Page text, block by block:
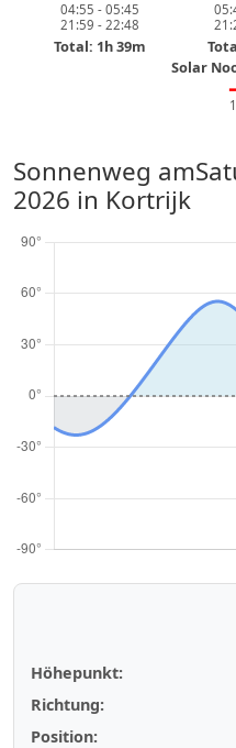
04:55 - 05:45
21:59 - 22:48
Total: 1h 39m
Solar
━
Sonnenweg am
2026 in Kortrijk
Höhepunkt:
Richtung:
Position: